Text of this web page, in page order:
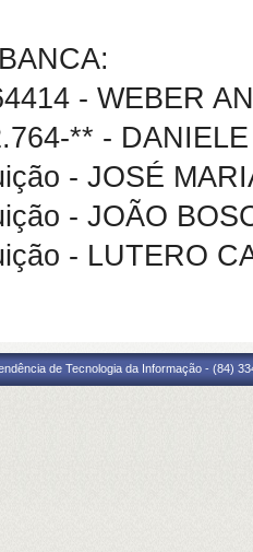
- WEBER
** -
- JOSÉ
- JOÃO
- LUTERO
de Tecnologia da Informação - (84)